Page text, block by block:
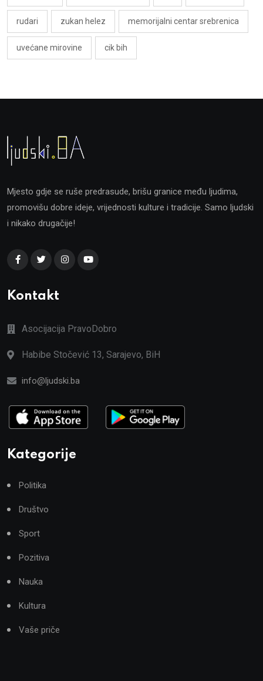
rudari zukan helez memorijalni centar srebrenica
uvećane mirovine cik bih
Mjesto gdje se ruše predrasude, brišu granice među ljudima,
promovišu dobre ideje, vrijednosti kulture i tradicije. Samo ljudski
i nikako drugačije!
Kontakt
Asocijacija PravoDobro
Habibe Stočević 13, Sarajevo, BiH
info@ljudski.ba
Kategorije
Politika
Društvo
Sport
Pozitiva
Nauka
Kultura
Vaše priče